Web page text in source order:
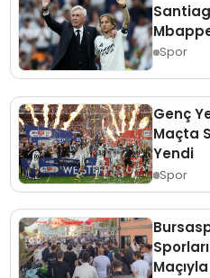
Spor
Genç
Maçta
Yendi
Spor